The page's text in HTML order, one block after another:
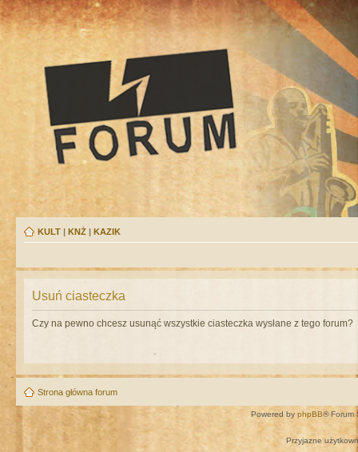
KULT | KNŻ | KAZIK
Usuń ciasteczka
Czy na pewno chcesz usunąć wszystkie ciasteczka wysłane z tego forum?
Strona główna forum
Powered by phpBB® Forum
Przyjazne